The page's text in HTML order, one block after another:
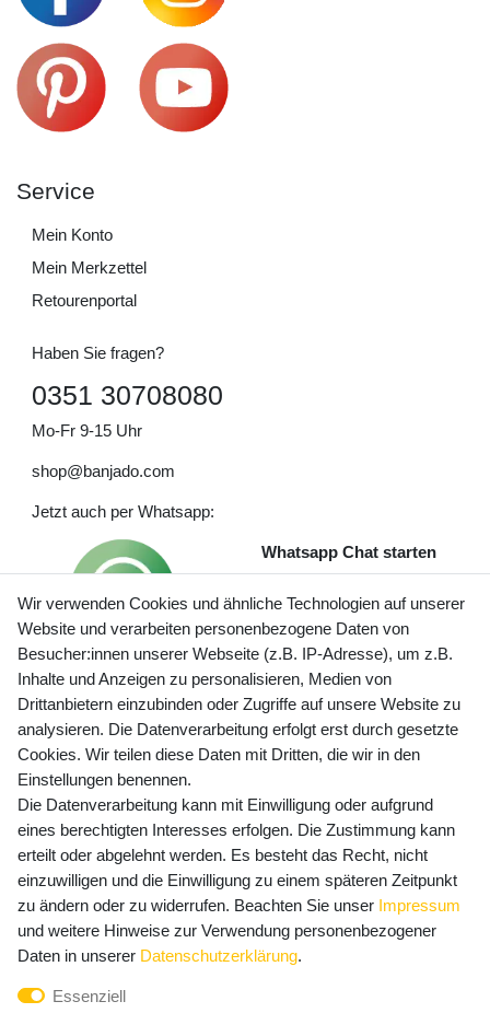
Service
Mein Konto
Mein Merkzettel
Retourenportal
Haben Sie fragen?
0351 30708080
Mo-Fr 9-15 Uhr
shop@banjado.com
Jetzt auch per Whatsapp:
Whatsapp Chat starten
Preisangaben inkl. gesetzl. MwSt. und zzgl. Service- und
Versandkosten
Newsletter Anmeldung - Keine Angebote
mehr verpassen!
E-MAIL **
Newsletter
Honig
Hiermit bestätige ich, dass ich dieDaten­schutz­erklärung
widerrufen.**
Wir verwenden Cookies und ähnliche Technologien auf unserer
Website und verarbeiten personenbezogene Daten von
Besucher:innen unserer Webseite (z.B. IP-Adresse), um z.B.
Inhalte und Anzeigen zu personalisieren, Medien von
Drittanbietern einzubinden oder Zugriffe auf unsere Website zu
analysieren. Die Datenverarbeitung erfolgt erst durch gesetzte
Cookies. Wir teilen diese Daten mit Dritten, die wir in den
Einstellungen benennen.
Die Datenverarbeitung kann mit Einwilligung oder aufgrund
eines berechtigten Interesses erfolgen. Die Zustimmung kann
erteilt oder abgelehnt werden. Es besteht das Recht, nicht
einzuwilligen und die Einwilligung zu einem späteren Zeitpunkt
zu ändern oder zu widerrufen. Beachten Sie unser Impressum
und weitere Hinweise zur Verwendung personenbezogener
Daten in unserer Daten­schutz­erklärung.
Essenziell